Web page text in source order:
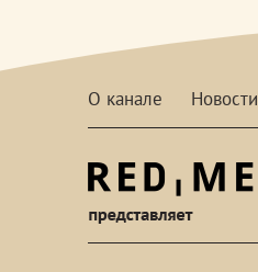
О канале Новости